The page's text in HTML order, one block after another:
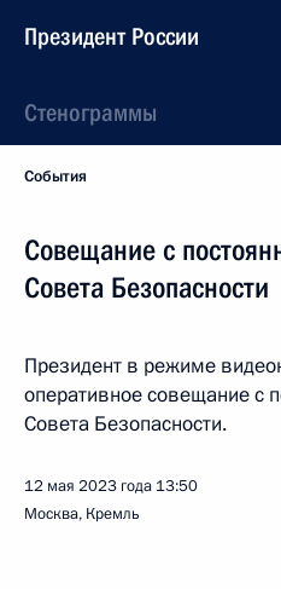
Президент России
Стенограммы
События
Совещание с
Совета Безопасности
Президент в режиме
оперативное совещание с
Совета Безопасности.
12 мая 2023 года 13:50
Москва, Кремль